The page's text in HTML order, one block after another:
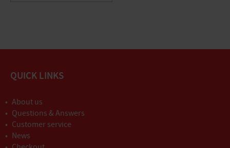
QUICK LINKS
About us
Questions & Answers
Customer service
News